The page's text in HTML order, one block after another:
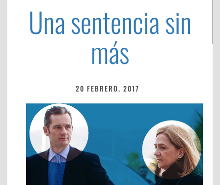
Una sentencia sin
más
20 FEBRERO, 2017